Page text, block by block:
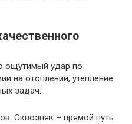
ощутимый удар по
на отоплении, утепление
задач:
Сквозняк – прямой путь